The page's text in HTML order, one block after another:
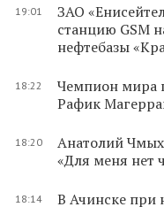
19:01
ЗАО
станцию GSM
нефтебазы
18:22
Чемпион мира
Рафик
18:20
Анатолий
«Для меня нет
18:14
В Ачинске при